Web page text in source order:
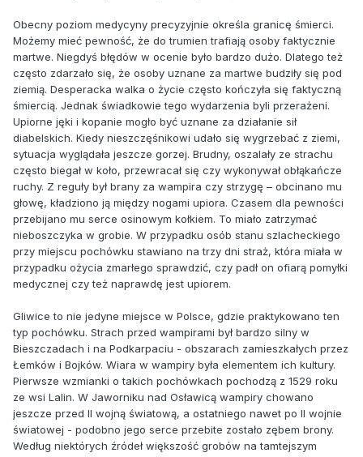
Obecny poziom medycyny precyzyjnie określa granicę śmierci.
Możemy mieć pewność, że do trumien trafiają osoby faktycznie
martwe. Niegdyś błędów w ocenie było bardzo dużo. Dlatego też
często zdarzało się, że osoby uznane za martwe budziły się pod
ziemią. Desperacka walka o życie często kończyła się faktyczną
śmiercią. Jednak świadkowie tego wydarzenia byli przerażeni.
Upiorne jęki i kopanie mogło być uznane za działanie sił
diabelskich. Kiedy nieszczęśnikowi udało się wygrzebać z ziemi,
sytuacja wyglądała jeszcze gorzej. Brudny, oszalały ze strachu
często biegał w koło, przewracał się czy wykonywał obłąkańcze
ruchy. Z reguły był brany za wampira czy strzygę – obcinano mu
głowę, kładziono ją między nogami upiora. Czasem dla pewności
przebijano mu serce osinowym kołkiem. To miało zatrzymać
nieboszczyka w grobie. W przypadku osób stanu szlacheckiego
przy miejscu pochówku stawiano na trzy dni straż, która miała w
przypadku ożycia zmarłego sprawdzić, czy padł on ofiarą pomyłki
medycznej czy też naprawdę jest upiorem.
Gliwice to nie jedyne miejsce w Polsce, gdzie praktykowano ten
typ pochówku. Strach przed wampirami był bardzo silny w
Bieszczadach i na Podkarpaciu - obszarach zamieszkałych przez
Łemków i Bojków. Wiara w wampiry była elementem ich kultury.
Pierwsze wzmianki o takich pochówkach pochodzą z 1529 roku
ze wsi Lalin. W Jaworniku nad Osławicą wampiry chowano
jeszcze przed II wojną światową, a ostatniego nawet po II wojnie
światowej - podobno jego serce przebite zostało zębem brony.
Według niektórych źródeł większość grobów na tamtejszym